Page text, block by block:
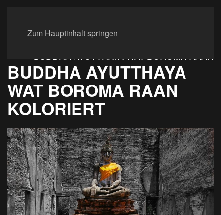
Zum Hauptinhalt springen
BUDDHA AYUTTHAYA WAT BOROMA RAAN
BUDDHA AYUTTHAYA
WAT BOROMA RAAN
KOLORIERT